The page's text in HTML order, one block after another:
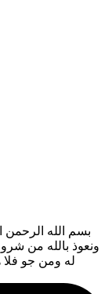
بسم الله الرحمن
ونعوذ بالله من
له ومن جو فلا